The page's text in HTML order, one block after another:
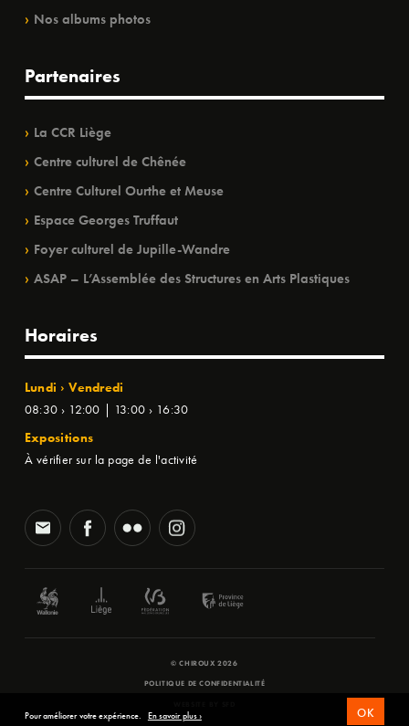
Nos albums photos
Partenaires
La CCR Liège
Centre culturel de Chênée
Centre Culturel Ourthe et Meuse
Espace Georges Truffaut
Foyer culturel de Jupille-Wandre
ASAP – L’Assemblée des Structures en Arts Plastiques
Horaires
Lundi › Vendredi
08:30 › 12:00 | 13:00 › 16:30
Expositions
À vérifier sur la page de l'activité
© CHIROUX 2026
POLITIQUE DE CONFIDENTIALITÉ
Pour améliorer votre expérience. En savoir plus › OK